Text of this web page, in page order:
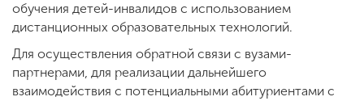
обучения детей-инвалидов с использованием
дистанционных образовательных технологий.
Для осуществления обратной связи с вузами-
партнерами, для реализации дальнейшего
взаимодействия с потенциальными абитуриентами с